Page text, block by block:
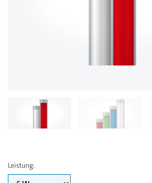
Leistung: